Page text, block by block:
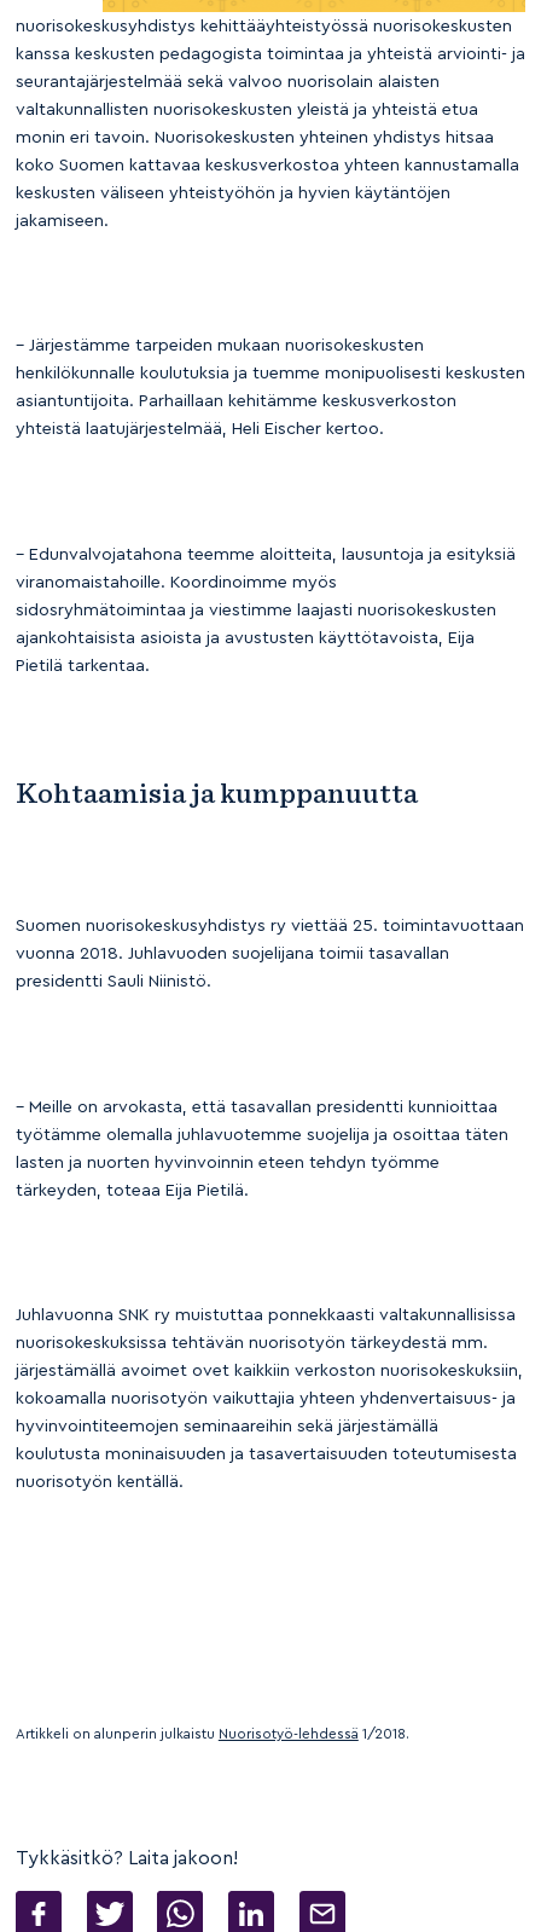
nuorisokeskusyhdistys kehittääyhteistyössä nuorisokeskusten
kanssa keskusten pedagogista toimintaa ja yhteistä arviointi- ja
seurantajärjestelmää sekä valvoo nuorisolain alaisten
valtakunnallisten nuorisokeskusten yleistä ja yhteistä etua
monin eri tavoin. Nuorisokeskusten yhteinen yhdistys hitsaa
koko Suomen kattavaa keskusverkostoa yhteen kannustamalla
keskusten väliseen yhteistyöhön ja hyvien käytäntöjen
jakamiseen.
– Järjestämme tarpeiden mukaan nuorisokeskusten
henkilökunnalle koulutuksia ja tuemme monipuolisesti keskusten
asiantuntijoita. Parhaillaan kehitämme keskusverkoston
yhteistä laatujärjestelmää, Heli Eischer kertoo.
– Edunvalvojatahona teemme aloitteita, lausuntoja ja esityksiä
viranomaistahoille. Koordinoimme myös
sidosryhmätoimintaa ja viestimme laajasti nuorisokeskusten
ajankohtaisista asioista ja avustusten käyttötavoista, Eija
Pietilä tarkentaa.
Kohtaamisia ja kumppanuutta
Suomen nuorisokeskusyhdistys ry viettää 25. toimintavuottaan
vuonna 2018. Juhlavuoden suojelijana toimii tasavallan
presidentti Sauli Niinistö.
– Meille on arvokasta, että tasavallan presidentti kunnioittaa
työtämme olemalla juhlavuotemme suojelija ja osoittaa täten
lasten ja nuorten hyvinvoinnin eteen tehdyn työmme
tärkeyden, toteaa Eija Pietilä.
Juhlavuonna SNK ry muistuttaa ponnekkaasti valtakunnallisissa
nuorisokeskuksissa tehtävän nuorisotyön tärkeydestä mm.
järjestämällä avoimet ovet kaikkiin verkoston nuorisokeskuksiin,
kokoamalla nuorisotyön vaikuttajia yhteen yhdenvertaisuus- ja
hyvinvointiteemojen seminaareihin sekä järjestämällä
koulutusta moninaisuuden ja tasavertaisuuden toteutumisesta
nuorisotyön kentällä.
Artikkeli on alunperin julkaistu Nuorisotyö-lehdessä 1/2018.
Tykkäsitkö? Laita jakoon!